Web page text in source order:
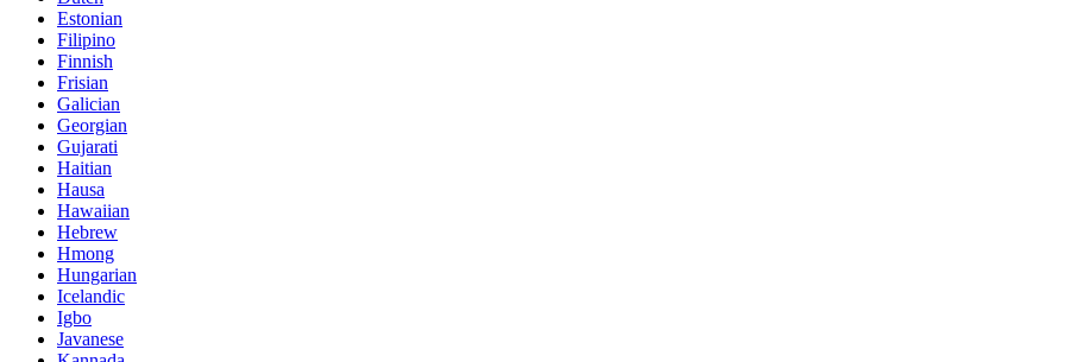
Estonian
Filipino
Finnish
Frisian
Galician
Georgian
Gujarati
Haitian
Hausa
Hawaiian
Hebrew
Hmong
Hungarian
Icelandic
Igbo
Javanese